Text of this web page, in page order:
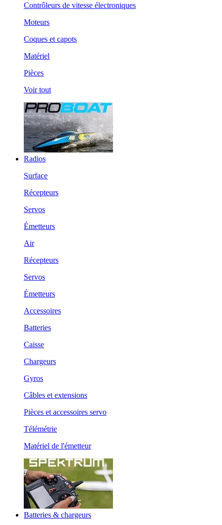
Contrôleurs de vitesse électroniques
Moteurs
Coques et capots
Matériel
Pièces
Voir tout
Radios
Surface
Récepteurs
Servos
Émetteurs
Air
Récepteurs
Servos
Émetteurs
Accessoires
Batteries
Caisse
Chargeurs
Gyros
Câbles et extensions
Pièces et accessoires servo
Télémétrie
Matériel de l'émetteur
Batteries & chargeurs